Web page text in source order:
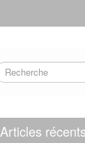
Articles récents